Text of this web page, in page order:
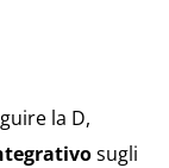
la D,
sugli